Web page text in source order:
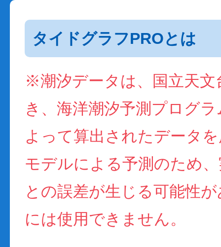
タイドグラフPROとは
※潮汐データは、国立天文
き、海洋潮汐予測プログ
よって算出されたデータ
モデルによる予測のため
との誤差が生じる可能性
には使用できません。